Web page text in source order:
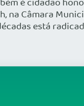
é cidadão
na Câmara
está